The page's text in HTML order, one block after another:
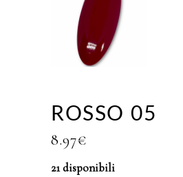
ROSSO 05
8.97€
21 disponibili